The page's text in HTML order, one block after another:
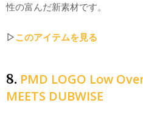
性の富んだ新素材です。
▷このアイテムを見る
8. PMD LOGO Low
MEETS DUBWISE